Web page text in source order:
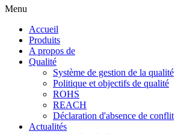
Menu
Accueil
Produits
A propos de
Qualité
Système de gestion de la qualité
Politique et objectifs de qualité
ROHS
REACH
Déclaration d'absence de conflit
Actualités